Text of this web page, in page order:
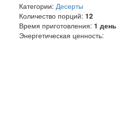
Категории: Десерты
Количество порций: 12
Время приготовления: 1 день
Энергетическая ценность: